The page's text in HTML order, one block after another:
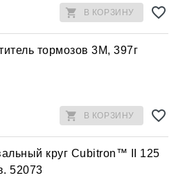
В КОРЗИНУ
тормозов 3М, 397г
В КОРЗИНУ
круг Cubitron™ II 125
52073